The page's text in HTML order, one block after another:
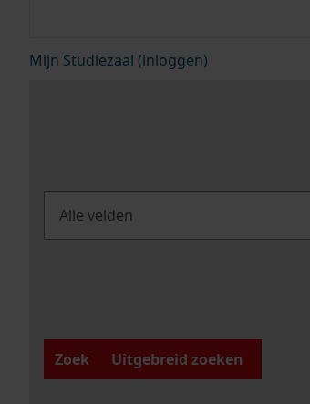
Mijn Studiezaal (inloggen)
Zoek
Uitgebreid zoeken